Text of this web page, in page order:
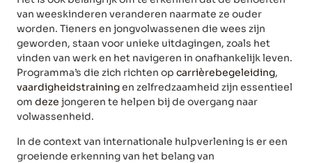
van weeskinderen veranderen naarmate ze ouder
worden. Tieners en jongvolwassenen die wees zijn
geworden, staan voor unieke uitdagingen, zoals het
vinden van werk en het navigeren in onafhankelijk leven.
Programma’s die zich richten op carrièrebegeleiding,
vaardigheidstrainingen zelfredzaamheid zijn essentieel
om deze jongeren te helpen bij de overgang naar
volwassenheid.
In de context van internationale hulpverlening is er een
groeiende erkenning van het belang van